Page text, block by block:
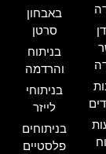
באבחון
סרטן
בניתוח
והרדמה
בניתוחי
לייזר
בניתוחים
פלסטיים